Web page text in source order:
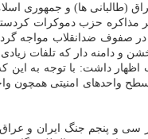
(طالبانی ها) و جمهوری
حزب دموکرات
در صفوف ضدانقلاب
دامنه دار که تلفات زیادی
داشت: با توجه به
واحدهای امنیتی همچون
و پنجم جنگ ایران و